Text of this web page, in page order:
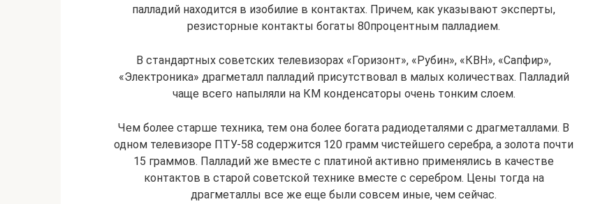
палладий находится в изобилие в контактах. Причем, как указывают эксперты,
резисторные контакты богаты 80процентным палладием.
В стандартных советских телевизорах «Горизонт», «Рубин», «КВН», «Сапфир»,
«Электроника» драгметалл палладий присутствовал в малых количествах. Палладий
чаще всего напыляли на КМ конденсаторы очень тонким слоем.
Чем более старше техника, тем она более богата радиодеталями с драгметаллами. В
одном телевизоре ПТУ-58 содержится 120 грамм чистейшего серебра, а золота почти
15 граммов. Палладий же вместе с платиной активно применялись в качестве
контактов в старой советской технике вместе с серебром. Цены тогда на
драгметаллы все же еще были совсем иные, чем сейчас.